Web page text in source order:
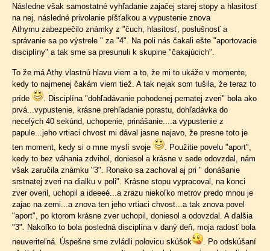
Následne však samostatné vyhľadanie zajačej starej stopy a hlasitosť
na nej, následné privolanie píšťalkou a vypustenie znova
Athymu zabezpečilo známky z "čuch, hlasitosť, poslušnosť a
správanie sa po výstrele " za "4". Na poli nás čakali ešte "aportovacie
disciplíny" a tak sme sa presunuli k skupine "čakajúcich".
To že má Athy vlastnú hlavu viem a to, že mi to ukáže v momente,
kedy to najmenej čakám viem tiež. A tak nejak som tušila, že teraz to
príde
. Disciplína "dohľadávanie pohodenej pernatej zveri" bola ako
prvá...vypustenie, krásne prehľadanie porastu, dohľadávka do
necelých 40 sekúnd, uchopenie, prinášanie....a vypustenie z
papule...jeho vrtiaci chvost mi dával jasne najavo, že presne toto je
ten moment, kedy si o mne myslí svoje
. Použitie povelu "aport",
kedy to bez váhania zdvihol, doniesol a krásne v sede odovzdal, nám
však zaručila známku "3". Ronako sa zachoval aj pri " donášanie
srstnatej zveri na dialku v poli". Krásne stopu vypracoval, na konci
zver overil, uchopil a ideeeé...a zrazu niekoľko metrov predo mnou je
zajac na zemi...a znova ten jeho vrtiaci chvost...a tak znova povel
"aport", po ktorom krásne zver uchopil, doniesol a odovzdal. A ďalšia
"3". Nakoľko to bola posledná disciplína v daný deň, moja radosť bola
neuveriteľná. Úspešne sme zvládli polovicu skúšok
. Po odskúšaní